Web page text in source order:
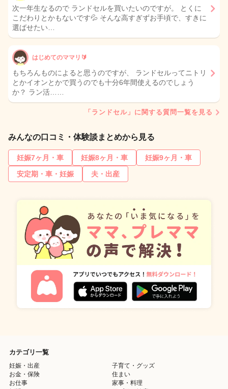
次一年生なるので ランドセルを買いたいのですが。 とくに
こだわりとかもないです💦 そんな高すぎずお手頃で、すきに
選ばせたい…
はじめてのママリ🔰
もちろんものによると思うのですが、 ランドセルってニトリ
とかイオンとかで買うのでも十分6年間使えるのでしょう
か？ ラン活……
「ランドセル」に関する質問一覧を見る
みんなの口コミ・体験談まとめから見る
妊娠7ヶ月・車 妊娠8ヶ月・車
妊娠9ヶ月・車
安定期・車・妊娠
夫・出産
カテゴリ一覧
妊娠・出産
子育て・グッズ
お金・保険
住まい
お仕事
家事・料理